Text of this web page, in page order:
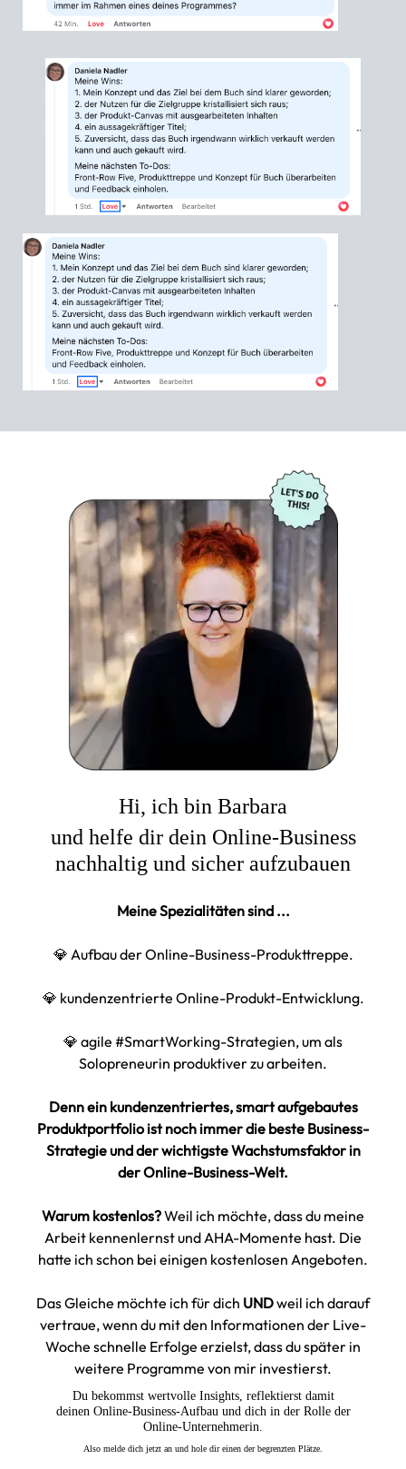
Hi, ich bin Barbara
und helfe dir dein Online-Business
nachhaltig und sicher aufzubauen
Meine Spezialitäten sind ...
💎 Aufbau der Online-Business-Produkttreppe.
💎 kundenzentrierte Online-Produkt-Entwicklung.
💎 agile #SmartWorking-Strategien, um als
Solopreneurin produktiver zu arbeiten.
Denn ein kundenzentriertes, smart aufgebautes
Produktportfolio ist noch immer die beste Business-
Strategie und der wichtigste Wachstumsfaktor in
der Online-Business-Welt.
Warum kostenlos?Weil ich möchte, dass du meine
Arbeit kennenlernst und AHA-Momente hast. Die
hatte ich schon bei einigen kostenlosen Angeboten.
Das Gleiche möchte ich für dich UNDweil ich darauf
vertraue, wenn du mit den Informationen der Live-
Woche schnelle Erfolge erzielst, dass du später in
weitere Programme von mir investierst.
Du bekommst wertvolle Insights, reflektierst damit
deinen Online-Business-Aufbau und dich in der Rolle der
Online-Unternehmerin.
Also melde dich jetzt an und hole dir einen der begrenzten Plätze.